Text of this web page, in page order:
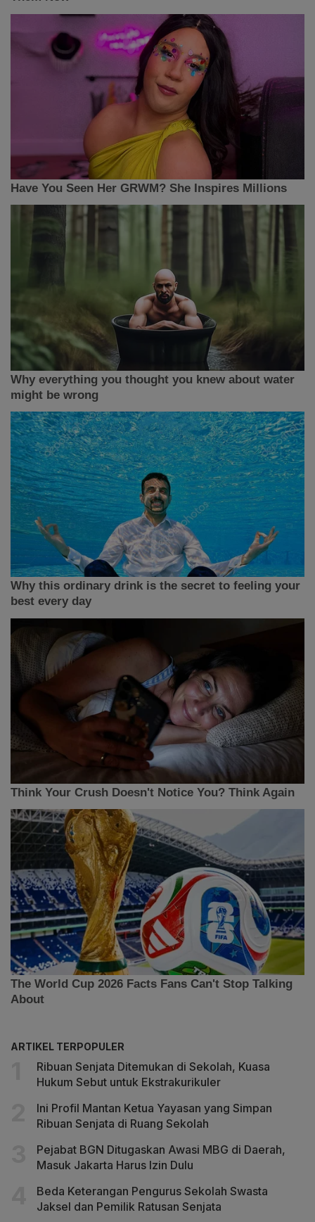
ARTIKEL TERPOPULER
Ribuan Senjata Ditemukan di Sekolah, Kuasa
Hukum Sebut untuk Ekstrakurikuler
Ini Profil Mantan Ketua Yayasan yang Simpan
Ribuan Senjata di Ruang Sekolah
Pejabat BGN Ditugaskan Awasi MBG di Daerah,
Masuk Jakarta Harus Izin Dulu
Beda Keterangan Pengurus Sekolah Swasta
Jaksel dan Pemilik Ratusan Senjata